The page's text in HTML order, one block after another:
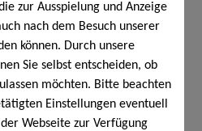
zur Ausspielung und Anzeige
nach dem Besuch unserer
können. Durch unsere
Sie selbst entscheiden, ob
möchten. Bitte beachten
Einstellungen eventuell
Webseite zur Verfügung
auf eine Reise durch die
Ob entspannter
Arbeitstag,
am Freitag und Samstag
Besuch wird entspannend